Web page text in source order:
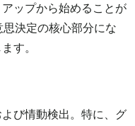
ップから始めることが
決定の核心部分にな
す。
び情動検出。特に、グ